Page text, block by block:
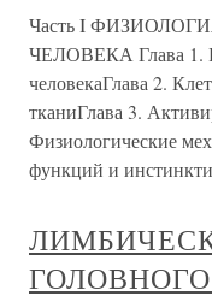
Часть I
ЧЕЛОВЕКА Глава 1.
человекаГлава 2.
тканиГлава 3.
Физиологические
функций и